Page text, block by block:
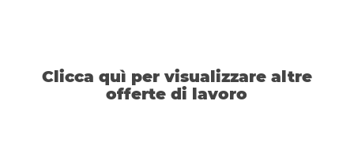
Clicca quì per visualizzare altre
offerte di lavoro